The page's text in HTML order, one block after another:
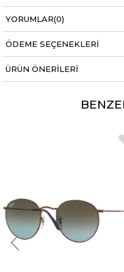
YORUMLAR(0)
ÖDEME SEÇENEKLERI
ÜRÜN ÖNERILERI